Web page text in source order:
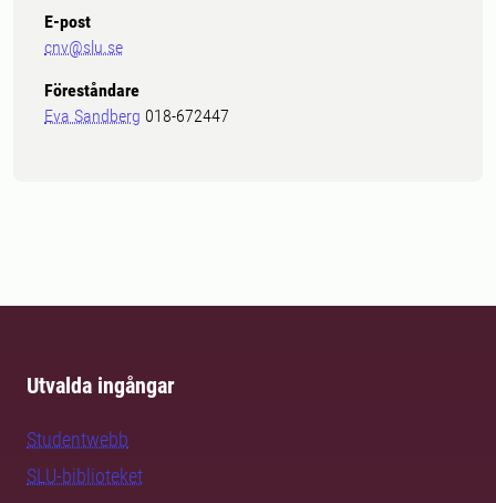
E-post
cnv@slu.se
Föreståndare
Eva Sandberg 018-672447
Utvalda ingångar
Studentwebb
SLU-biblioteket